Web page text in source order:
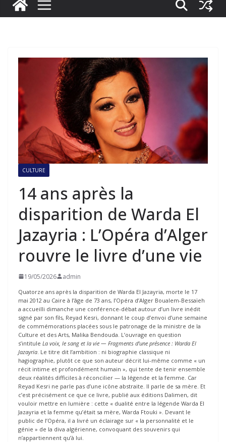
CULTURE
14 ans après la
disparition de Warda El
Jazayria : L’Opéra d’Alger
rouvre le livre d’une vie
19/05/2026 admin
Quatorze ans après la disparition de Warda El Jazayria, morte le 17
mai 2012 au Caire à l’âge de 73 ans, l’Opéra d’Alger Boualem-Bessaïeh
a accueilli dimanche une conférence-débat autour d’un livre inédit
signé par son fils, Reyad Kesri, donnant le coup d’envoi d’une semaine
de commémorations placées sous le patronage de la ministre de la
Culture et des Arts, Malika Bendouda. L’ouvrage en question
s’intitule La voix, le sang et la vie — Fragments d’une présence : Warda El
Jazayria . Le titre dit l’ambition : ni biographie classique ni
hagiographie, plutôt ce que son auteur décrit lui-même comme « un
récit intime et profondément humain », qui tente de tenir ensemble
deux réalités difficiles à réconcilier — la légende et la femme. Car
Reyad Kesri ne parle pas d’une icône abstraite. Il parle de sa mère. Et
c’est précisément ce que ce livre, publié aux éditions Dalimen, dit
vouloir mettre en lumière : cette « dualité entre la légende Warda El
Jazayria et la femme qu’était sa mère, Warda Ftouki ». Devant le
public de l’Opéra, il a livré un éclairage sur « la personnalité et le
génie » de la diva algérienne, convoquant des souvenirs qui
n’appartiennent qu’à lui.